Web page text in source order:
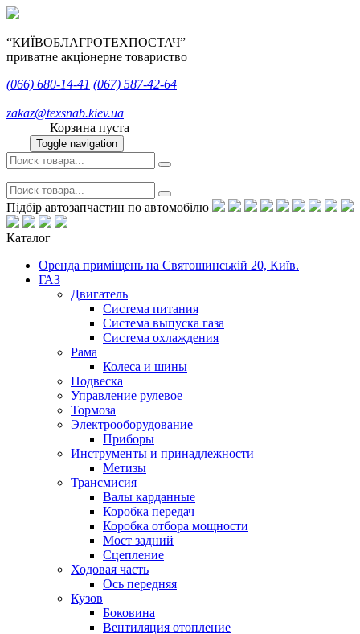
“КИЇВОБЛАГРОТЕХПОСТАЧ”
приватне акціонерне товариство
(066) 680-14-41 (067) 587-42-64
zakaz@texsnab.kiev.ua
Корзина пуста
Toggle navigation
Підбір автозапчастин по автомобілю
Каталог
Оренда приміщень на Святошинській 20, Київ.
ГАЗ
Двигатель
Система питания
Система выпуска газа
Система охлаждения
Рама
Колеса и шины
Подвеска
Управление рулевое
Тормоза
Электрооборудование
Приборы
Инструменты и принадлежности
Метизы
Трансмисия
Валы карданные
Коробка передач
Коробка отбора мощности
Мост задний
Сцепление
Ходовая часть
Ось передняя
Кузов
Боковина
Вентиляция отопление